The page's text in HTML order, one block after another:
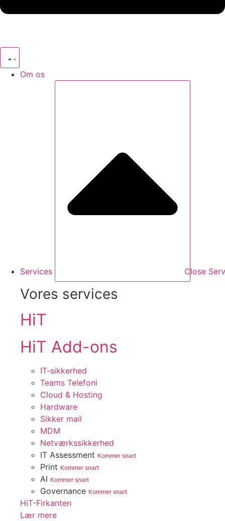
Om os
Services Close
Vores services
HiT
HiT Add-ons
IT-sikkerhed
Teams Telefoni
Cloud & Hosting
Hardware
Sikker mail
MDM
Netværkssikkerhed
IT Assessment Kommer snart
Print Kommer snart
AI Kommer snart
Governance Kommer snart
HiT-Firkanten
Lær mere